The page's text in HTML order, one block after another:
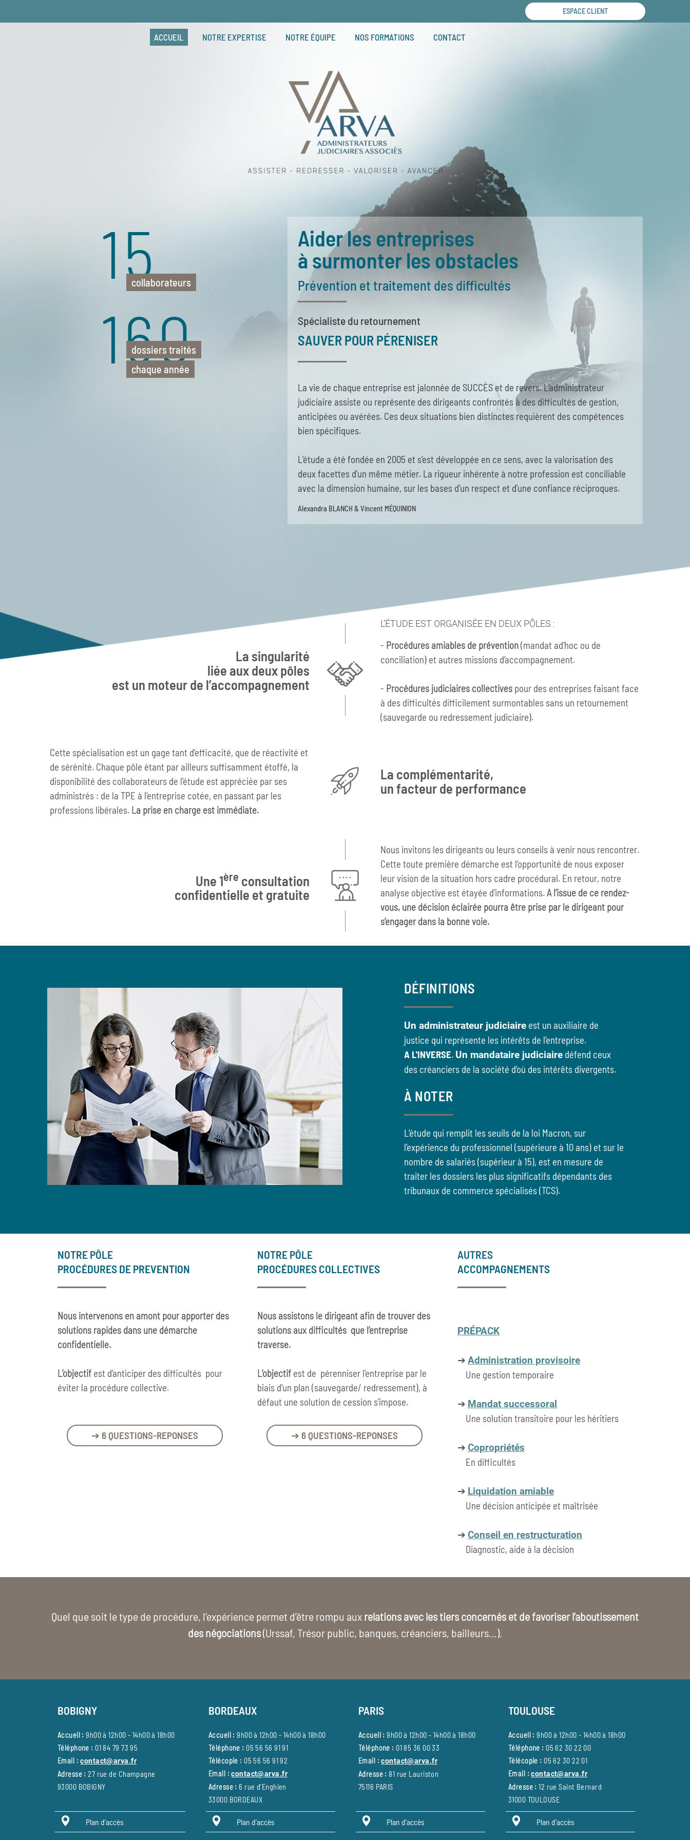
ESPACE CLIENT
ACCUEIL NOTRE EXPERTISE NOTRE ÉQUIPE NOS FORMATIONS CONTACT
15collaborateurs
170
dossiers traités
chaque année
Aider les entreprises
à surmonter les obstacles
Prévention et traitement des difficultés
Spécialiste du retournement
SAUVER POUR PÉRENISER
La vie de chaque entreprise est jalonnée de SUCCÈS et de revers. L’administrateur
judiciaire assiste ou représente des dirigeants confrontés à des difficultés de gestion,
anticipées ou avérées. Ces deux situations bien distinctes requièrent des compétences
bien spécifiques.
L’étude a été fondée en 2005 et s’est développée en ce sens, avec la valorisation des
deux facettes d’un même métier. La rigueur inhérente à notre profession est conciliable
avec la dimension humaine, sur les bases d’un respect et d’une confiance réciproques.
Alexandra BLANCH & Vincent MÉQUINION
La singularité
liée aux deux pôles
est un moteur de l’accompagnement
L’ÉTUDE EST ORGANISÉE EN DEUX PÔLES :
- Procédures amiables de prévention(mandat ad’hoc ou de
conciliation) et autres missions d’accompagnement.
- Procédures judiciaires collectives pour des entreprises faisant face
à des difficultés difficilement surmontables sans un retournement
(sauvegarde ou redressement judiciaire).
Cette spécialisation est un gage tant d’efficacité, que de réactivité et
de sérénité. Chaque pôle étant par ailleurs suffisamment étoffé, la
disponibilité des collaborateurs de l’étude est appréciée par ses
administrés : de la TPE à l’entreprise cotée, en passant par les
professions libérales. La prise en charge est immédiate.
La complémentarité,
un facteur de performance
Une 1ère consultation
confidentielle et gratuite
Nous invitons les dirigeants ou leurs conseils à venir nous rencontrer.
Cette toute première démarche est l’opportunité de nous exposer
leur vision de la situation hors cadre procédural. En retour, notre
analyse objective est étayée d’informations. A l’issue de ce rendez-
vous, une décision éclairée pourra être prise par le dirigeant pour
s’engager dans la bonne voie.
DÉFINITIONS
Un administrateur judiciaire est un auxiliaire de
justice qui représente les intérêts de l’entreprise.
A L'INVERSE. Un mandataire judiciaire défend ceux
des créanciers de la société d’où des intérêts divergents.
À NOTER
L’étude qui remplit les seuils de la loi Macron, sur
l’expérience du professionnel (supérieure à 10 ans) et sur le
nombre de salariés (supérieur à 15), est en mesure de
traiter les dossiers les plus significatifs dépendants des
tribunaux de commerce spécialisés (TCS).
NOTRE PÔLE
PROCÉDURES DE PREVENTION
Nous intervenons en amont pour apporter des
solutions rapides dans une démarche
confidentielle.
L’objectif est d’anticiper des difficultés pour
éviter la procédure collective.
NOTRE PÔLE
PROCÉDURES COLLECTIVES
Nous assistons le dirigeant afin de trouver des
solutions aux difficultés que l’entreprise
traverse.
L’objectif est de pérenniser l’entreprise par le
biais d’un plan (sauvegarde/ redressement), à
défaut une solution de cession s’impose.
➔ 6 QUESTIONS-REPONSES ➔ 6 QUESTIONS-REPONSES
AUTRES
ACCOMPAGNEMENTS
PRÉPACK
➔ Administration provisoire
Une gestion temporaire
➔ Mandat successoral
Une solution transitoire pour les héritiers
➔ Copropriétés
En difficultés
➔ Liquidation amiable
Une décision anticipée et maîtrisée
➔ Conseil en restructuration
Diagnostic, aide à la décision
Quel que soit le type de procédure, l’expérience permet d’être rompu auxrelations avec les tiers concernés et de favoriser l’aboutissement
des négociations(Urssaf, Trésor public, banques, créanciers, bailleurs…).
BOBIGNY
Accueil : 9h00 à 12h00 - 14h00 à 18h00
Téléphone : 01 84 79 73 95
Email : contact@arva.fr
Adresse : 27 rue de Champagne
93000 BOBIGNY
Plan d'accès
BORDEAUX
Accueil : 9h00 à 12h00 - 14h00 à 18h00
Téléphone : 05 56 56 91 91
Télécopie : 05 56 56 91 92
Email : contact@arva.fr
Adresse : 6 rue d'Enghien
33000 BORDEAUX
Plan d'accès
PARIS
Accueil : 9h00 à 12h00 - 14h00 à 18h00
Téléphone : 01 85 36 00 33
Email : contact@arva.fr
Adresse : 81 rue Lauriston
75116 PARIS
Plan d'accès
TOULOUSE
Accueil : 9h00 à 12h00 - 14h00 à 18h00
Téléphone : 05 62 30 22 00
Télécopie : 05 62 30 22 01
Email : contact@arva.fr
Adresse : 12 rue Saint Bernard
31000 TOULOUSE
Plan d'accès